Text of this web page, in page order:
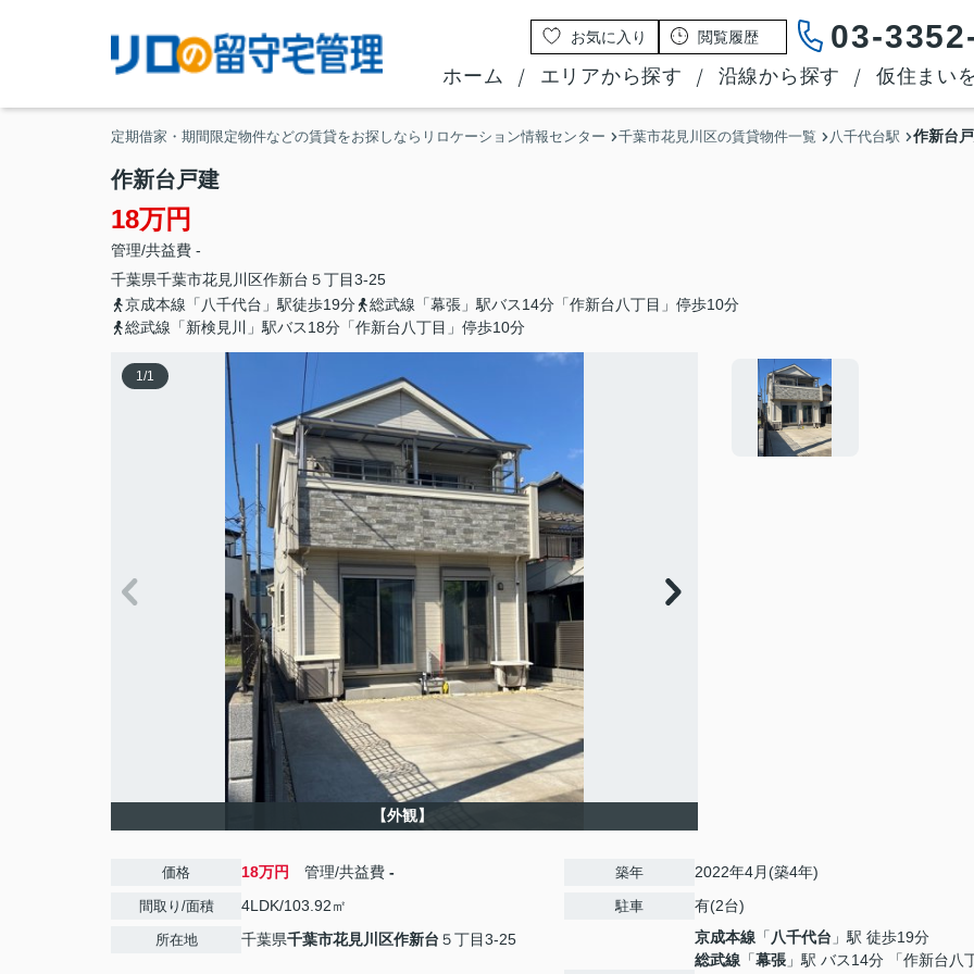
お気に入り 閲覧履歴 03-
ホーム エリアから探す 沿線から探す 仮住まい
定期借家・期間限定物件などの賃貸をお探しならリロケーション情報センター 千葉市花見川区の賃貸物件一覧 八千代台駅 作新台
作新台戸建
18万円
管理/共益費 -
千葉県千葉市花見川区作新台 ５丁目3-25
京成本線「八千代台」駅徒歩19分
総武線「幕張」駅バス14分「作新台八丁目」停歩10分
総武線「新検見川」駅バス18分「作新台八丁目」停歩10分
1/1
【外観】
価格 18万円 管理/共益費 -
間取り/面積 4LDK/103.92㎡
所在地 千葉県千葉市花見川区作新台 ５丁目3-25
築年 2022年4月(築4年)
駐車
有(2台)
京成本線 「 八千代台 」駅 徒歩19分
総武線 「幕張 」駅 バス14分 「作新台八